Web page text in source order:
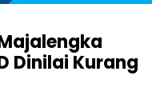
Dinilai Kurang